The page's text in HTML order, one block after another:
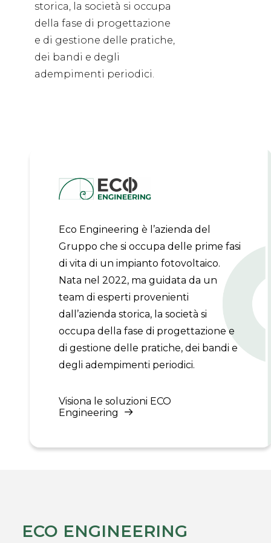
storica, la società si occupa
della fase di progettazione
e di gestione delle pratiche,
dei bandi e degli
adempimenti periodici.
Eco Engineering è l’azienda del
Gruppo che si occupa delle prime fasi
di vita di un impianto fotovoltaico.
Nata nel 2022, ma guidata da un
team di esperti provenienti
dall’azienda storica, la società si
occupa della fase di progettazione e
di gestione delle pratiche, dei bandi e
degli adempimenti periodici.
Visiona le soluzioni ECO
Engineering
ECO ENGINEERING